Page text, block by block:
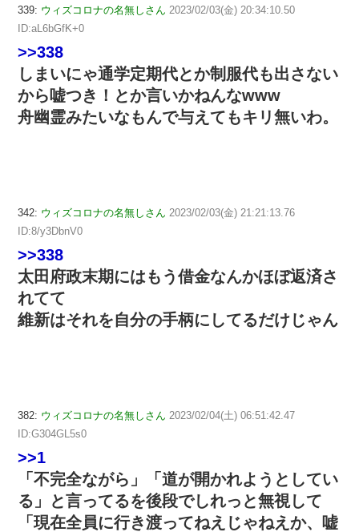
339: ウィズコロナの名無しさん 2023/02/03(金) 20:34:10.50
ID:aL6bGfK+0
>>338
しまいにゃ通学定期代とか制服代も出さない
から嘘つき！とか言いかねんなwww
舟幽霊みたいなもんで与えてもキリ無いわ。
342: ウィズコロナの名無しさん 2023/02/03(金) 21:21:13.76
ID:8/y3DbnV0
>>338
太田府政末期にはもう借金なんかほぼ返済さ
れてて
維新はそれを自分の手柄にしてるだけじゃん
382: ウィズコロナの名無しさん 2023/02/04(土) 06:51:42.47
ID:G304GL5s0
>>1
「不完全ながら」「道が開かれようとしてい
る」と言ってるを後段でしれっと無視して
「現在全員に行き渡ってねえじゃねえか、嘘